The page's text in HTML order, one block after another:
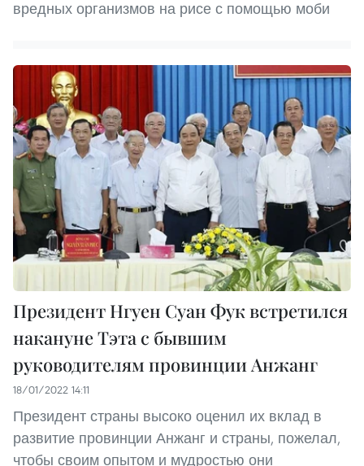
вредных организмов на рисе с помощью моби
Президент Нгуен Суан Фук встретился
накануне Тэта с бывшим
руководителям провинции Анжанг
18/01/2022 14:11
Президент страны высоко оценил их вклад в
развитие провинции Анжанг и страны, пожелал,
чтобы своим опытом и мудростью они